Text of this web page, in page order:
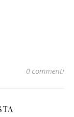
0 commenti